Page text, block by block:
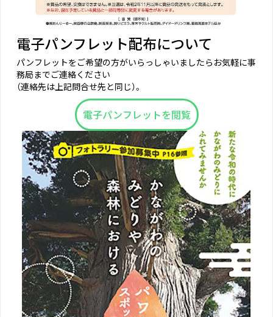
電子パンフレット配布について
パンフレットをご希望の方がいらっしゃいましたらお気軽に事
務局までご連絡ください
（連絡先は上記問合せ先と同じ）。
電子パンフレットを閲覧